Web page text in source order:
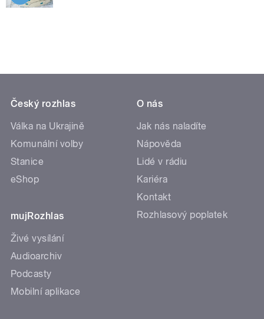
Český rozhlas
Válka na Ukrajině
Komunální volby
Stanice
eShop
mujRozhlas
Živé vysílání
Audioarchiv
Podcasty
Mobilní aplikace
O nás
Jak nás naladíte
Nápověda
Lidé v rádiu
Kariéra
Kontakt
Rozhlasový poplatek